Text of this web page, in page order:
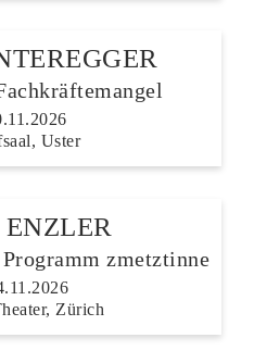
Uster
zmetztinne
Zürich